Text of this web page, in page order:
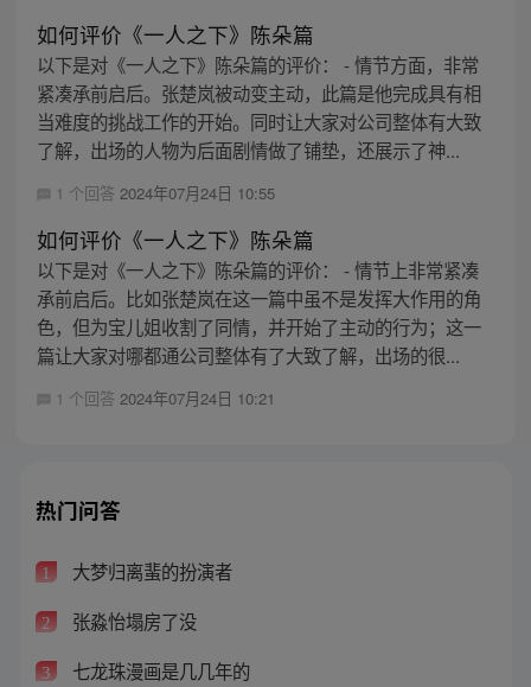
如何评价《一人之下》陈朵篇
以下是对《一人之下》陈朵篇的评价： - 情节方面，非常
紧凑承前启后。张楚岚被动变主动，此篇是他完成具有相
当难度的挑战工作的开始。同时让大家对公司整体有大致
了解，出场的人物为后面剧情做了铺垫，还展示了神...
1 个回答 2024年07月24日 10:55
如何评价《一人之下》陈朵篇
以下是对《一人之下》陈朵篇的评价： - 情节上非常紧凑
承前启后。比如张楚岚在这一篇中虽不是发挥大作用的角
色，但为宝儿姐收割了同情，并开始了主动的行为；这一
篇让大家对哪都通公司整体有了大致了解，出场的很...
1 个回答 2024年07月24日 10:21
热门问答
1 大梦归离蜚的扮演者
2 张淼怡塌房了没
3 七龙珠漫画是几几年的